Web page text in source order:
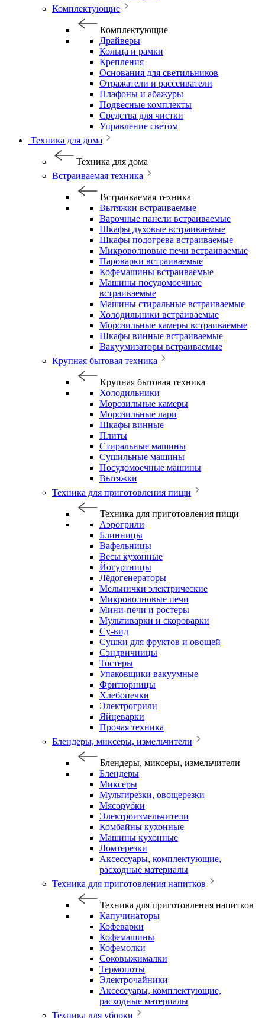
Комплектующие
Комплектующие
Драйверы
Кольца и рамки
Крепления
Основания для светильников
Отражатели и рассеиватели
Плафоны и абажуры
Подвесные комплекты
Средства для чистки
Управление светом
Техника для дома
Техника для дома
Встраиваемая техника
Встраиваемая техника
Вытяжки встраиваемые
Варочные панели встраиваемые
Шкафы духовые встраиваемые
Шкафы подогрева встраиваемые
Микроволновые печи встраиваемые
Пароварки встраиваемые
Кофемашины встраиваемые
Машины посудомоечные
встраиваемые
Машины стиральные встраиваемые
Холодильники встраиваемые
Морозильные камеры встраиваемые
Шкафы винные встраиваемые
Вакуумизаторы встраиваемые
Крупная бытовая техника
Крупная бытовая техника
Холодильники
Морозильные камеры
Морозильные лари
Шкафы винные
Плиты
Стиральные машины
Сушильные машины
Посудомоечные машины
Вытяжки
Техника для приготовления пищи
Техника для приготовления пищи
Аэрогрили
Блинницы
Вафельницы
Весы кухонные
Йогуртницы
Лёдогенераторы
Мельнички электрические
Микроволновые печи
Мини-печи и ростеры
Мультиварки и скороварки
Су-вид
Сушки для фруктов и овощей
Сэндвичницы
Тостеры
Упаковщики вакуумные
Фритюрницы
Хлебопечки
Электрогрили
Яйцеварки
Прочая техника
Блендеры, миксеры, измельчители
Блендеры, миксеры, измельчители
Блендеры
Миксеры
Мультирезки, овощерезки
Мясорубки
Электроизмельчители
Комбайны кухонные
Машины кухонные
Ломтерезки
Аксессуары, комплектующие,
расходные материалы
Техника для приготовления напитков
Техника для приготовления напитков
Капучинаторы
Кофеварки
Кофемашины
Кофемолки
Соковыжималки
Термопоты
Электрочайники
Аксессуары, комплектующие,
расходные материалы
Техника для уборки